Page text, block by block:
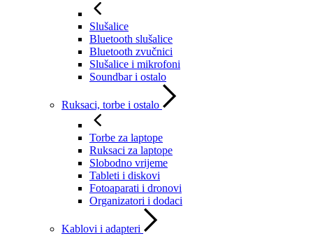
Slušalice
Bluetooth slušalice
Bluetooth zvučnici
Slušalice i mikrofoni
Soundbar i ostalo
Ruksaci, torbe i ostalo
Torbe za laptope
Ruksaci za laptope
Slobodno vrijeme
Tableti i diskovi
Fotoaparati i dronovi
Organizatori i dodaci
Kablovi i adapteri